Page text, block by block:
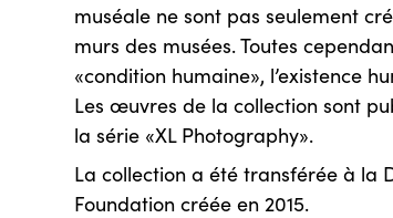
muséale ne sont pas seulement
murs des musées. Toutes
«condition humaine», l’existence
Les œuvres de la collection sont
la série «XL Photography».
La collection a été transférée à la
Foundation créée en 2015.